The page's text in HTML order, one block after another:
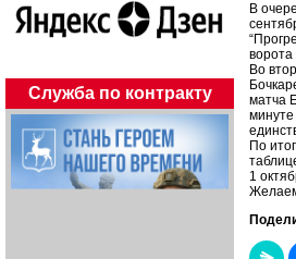
Служба по контракту
В
Во
матча
минуте
По
1